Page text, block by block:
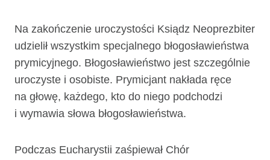
Na zakończenie uroczystości Ksiądz Neoprezbiter
udzielił wszystkim specjalnego błogosławieństwa
prymicyjnego. Błogosławieństwo jest szczególnie
uroczyste i osobiste. Prymicjant nakłada ręce
na głowę, każdego, kto do niego podchodzi
i wymawia słowa błogosławieństwa.
Podczas Eucharystii zaśpiewał Chór